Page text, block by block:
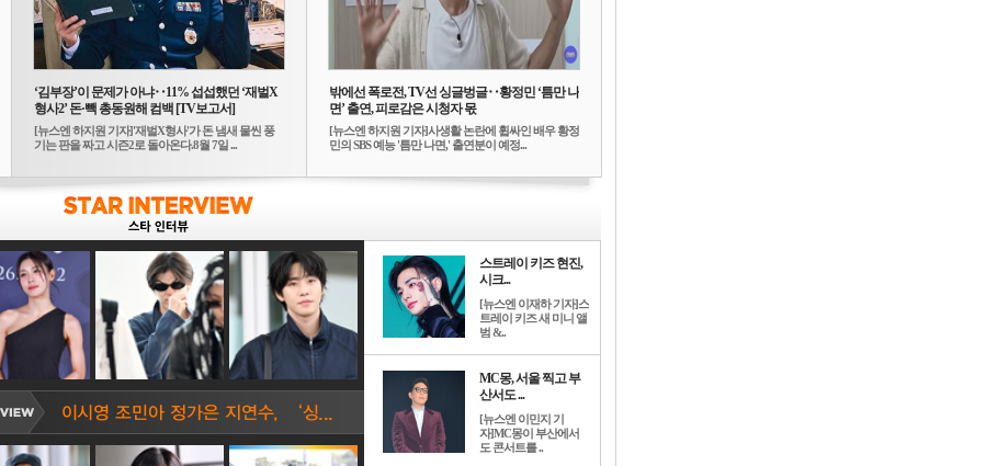
‘김부장’이 문제가 아냐‥11% 섭섭했던 ‘재벌X
형사2’ 돈·빽 총동원해 컴백 [TV보고서]
[뉴스엔 하지원 기자]'재벌X형사'가 돈 냄새 물씬 풍
기는 판을 짜고 시즌2로 돌아온다.8월 7일 ...
밖에선 폭로전, TV선 싱글벙글‥황정민 ‘틈만 나
면’ 출연, 피로감은 시청자 몫
[뉴스엔 하지원 기자]사생활 논란에 휩싸인 배우 황정
민의 SBS 예능 '틈만 나면,' 출연분이 예정...
스트레이 키즈 현진,
시크...
[뉴스엔 이재하 기자]스
트레이 키즈 새 미니 앨
범 &..
MC몽, 서울 찍고 부
산서도 ...
[뉴스엔 이민지 기
자]MC몽이 부산에서
도 콘서트를 ..